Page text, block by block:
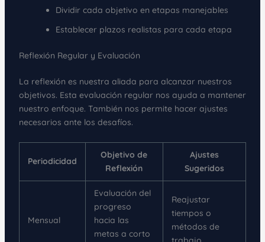
Dividir cada objetivo en etapas manejables
Establecer plazos realistas para cada etapa
Reflexión Regular y Evaluación
La reflexión es nuestra aliada para alcanzar nuestros
objetivos. Esta evaluación regular nos ayuda a mantener
nuestro enfoque. También nos permite hacer ajustes
necesarios ante los desafíos.
Periodicidad
Objetivo de
Reflexión
Ajustes
Sugeridos
Mensual
Evaluación del
progreso
hacia las
metas a corto
Reajustar
tiempos o
métodos de